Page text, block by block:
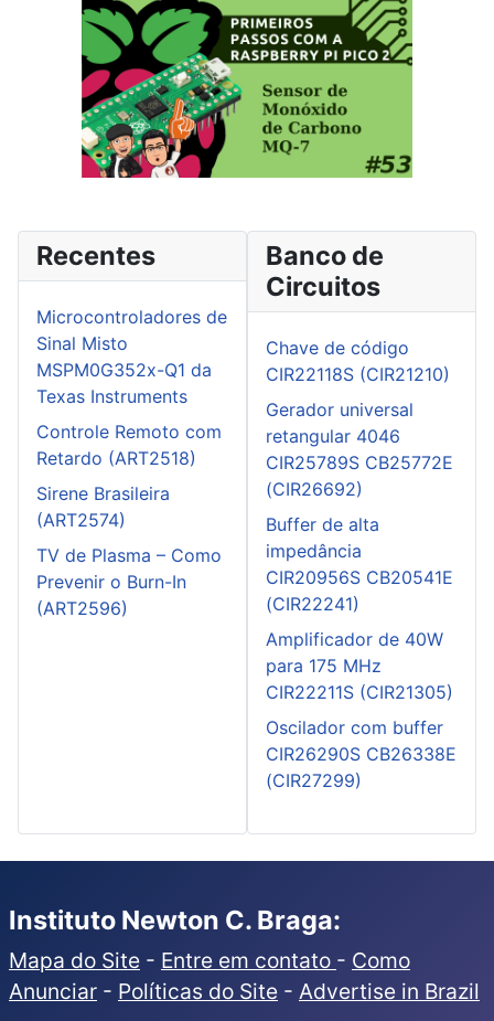
Recentes
Microcontroladores de
Sinal Misto
MSPM0G352x-Q1 da
Texas Instruments
Controle Remoto com
Retardo (ART2518)
Sirene Brasileira
(ART2574)
TV de Plasma – Como
Prevenir o Burn-In
(ART2596)
Banco de
Circuitos
Chave de código
CIR22118S (CIR21210)
Gerador universal
retangular 4046
CIR25789S CB25772E
(CIR26692)
Buffer de alta
impedância
CIR20956S CB20541E
(CIR22241)
Amplificador de 40W
para 175 MHz
CIR22211S (CIR21305)
Oscilador com buffer
CIR26290S CB26338E
(CIR27299)
Instituto Newton C. Braga:
Mapa do Site - Entre em contato - Como
Anunciar - Políticas do Site - Advertise in Brazil